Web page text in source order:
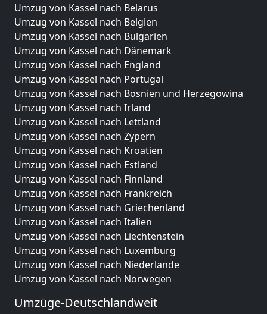
Umzug von Kassel nach Belarus
Umzug von Kassel nach Belgien
Umzug von Kassel nach Bulgarien
Umzug von Kassel nach Dänemark
Umzug von Kassel nach England
Umzug von Kassel nach Portugal
Umzug von Kassel nach Bosnien und Herzegowina
Umzug von Kassel nach Irland
Umzug von Kassel nach Lettland
Umzug von Kassel nach Zypern
Umzug von Kassel nach Kroatien
Umzug von Kassel nach Estland
Umzug von Kassel nach Finnland
Umzug von Kassel nach Frankreich
Umzug von Kassel nach Griechenland
Umzug von Kassel nach Italien
Umzug von Kassel nach Liechtenstein
Umzug von Kassel nach Luxemburg
Umzug von Kassel nach Niederlande
Umzug von Kassel nach Norwegen
Umzüge-Deutschlandweit